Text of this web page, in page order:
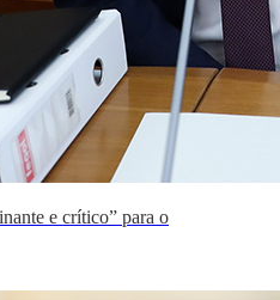
e crítico” para o